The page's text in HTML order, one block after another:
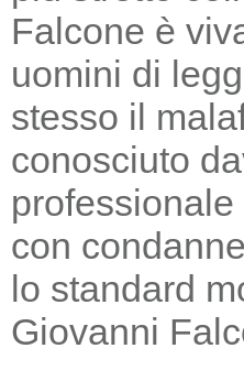
Falcone è
uomini di
stesso il
conosciuto
con
lo standard
Giovanni